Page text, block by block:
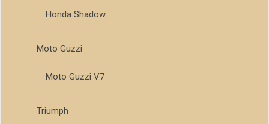
Honda Shadow
Moto Guzzi
Moto Guzzi V7
Triumph